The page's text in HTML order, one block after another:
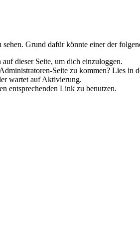
Grund dafür könnte einer der
dieser Seite, um dich einzuloggen.
Seite zu kommen? Lies in
wartet auf Aktivierung.
entsprechenden Link zu benutzen.